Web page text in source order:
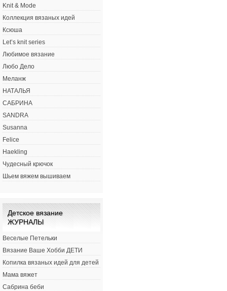
Knit & Mode
Коллекция вязаных идей
Ксюша
Let’s knit series
Любимое вязание
Любо Дело
Меланж
НАТАЛЬЯ
САБРИНА
SANDRA
Susanna
Felice
Haekling
Чудесный крючок
Шьем вяжем вышиваем
Детское вязание
ЖУРНАЛЫ
Веселые Петельки
Вязание Ваше Хобби ДЕТИ
Копилка вязаных идей для детей
Мама вяжет
Сабрина беби